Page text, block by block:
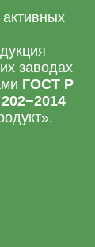
заводах
ГОСТ Р